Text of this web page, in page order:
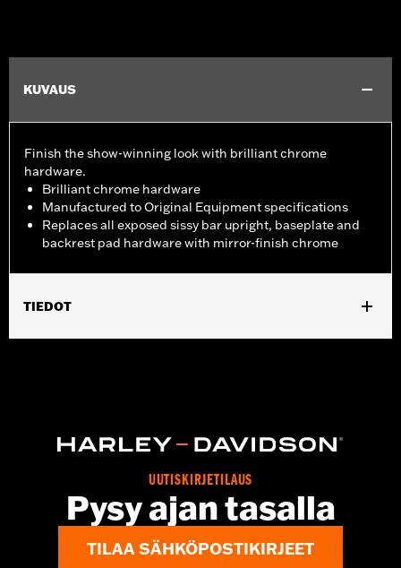
KUVAUS
Finish the show-winning look with brilliant chrome
hardware.
Brilliant chrome hardware
Manufactured to Original Equipment specifications
Replaces all exposed sissy bar upright, baseplate and
backrest pad hardware with mirror-finish chrome
TIEDOT
WARRANTY:1 year limited warranty – Go towww.h-
for full details
UUTISKIRJETILAUS
Pysy ajan tasalla
TILAA SÄHKÖPOSTIKIRJEET